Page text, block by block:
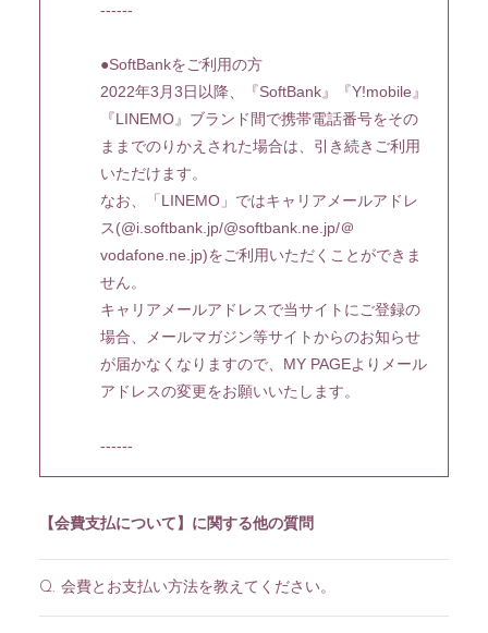
------
●SoftBankをご利用の方
2022年3月3日以降、『SoftBank』『Y!mobile』
『LINEMO』ブランド間で携帯電話番号をその
ままでのりかえされた場合は、引き続きご利用
いただけます。
なお、「LINEMO」ではキャリアメールアドレ
ス(@i.softbank.jp/@softbank.ne.jp/＠
vodafone.ne.jp)をご利用いただくことができま
せん。
キャリアメールアドレスで当サイトにご登録の
場合、メールマガジン等サイトからのお知らせ
が届かなくなりますので、MY PAGEよりメール
アドレスの変更をお願いいたします。
------
【会費支払について】に関する他の質問
Q. 会費とお支払い方法を教えてください。